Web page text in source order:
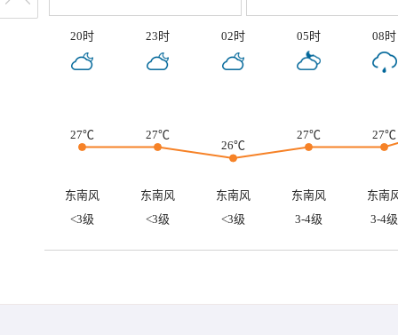
20时 23时 02时 05时 08时
27℃
27℃
26℃
27℃ 27℃
东南风 东南风 东南风 东南风
东南
<3级
<3级 <3级 3-4级 3-4级